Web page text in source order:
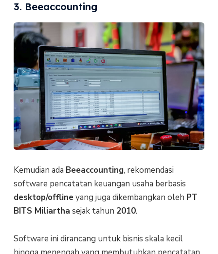
3. Beeaccounting
Kemudian ada Beeaccounting, rekomendasi
software pencatatan keuangan usaha berbasis
desktop/offlineyang juga dikembangkan oleh PT
BITS Miliartha sejak tahun 2010.
Software ini dirancang untuk bisnis skala kecil